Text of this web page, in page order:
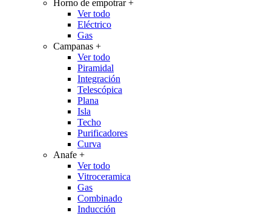
Horno de empotrar+
Ver todo
Eléctrico
Gas
Campanas +
Ver todo
Piramidal
Integración
Telescópica
Plana
Isla
Techo
Purificadores
Curva
Anafe +
Ver todo
Vitroceramica
Gas
Combinado
Inducción